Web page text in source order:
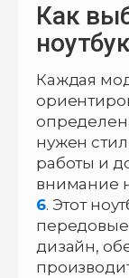
Как
Каждая
нужен
работы и
внимание
6. Этот
передовые
дизайн,